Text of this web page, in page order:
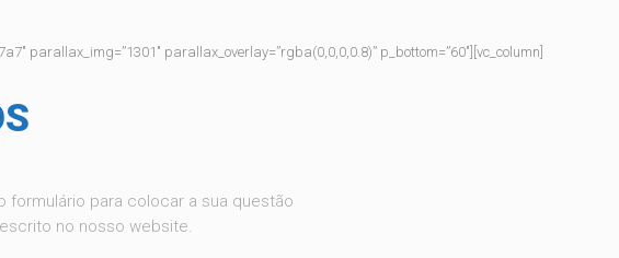
parallax_img=”1301″ parallax_overlay=”rgba(0,0,0,0.8)” p_bottom=”60″][vc_column]
formulário para colocar a sua questão
no nosso website.